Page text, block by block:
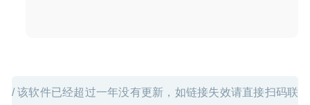
/ 该软件已经超过一年没有更新，如链接失效请直接扫码联